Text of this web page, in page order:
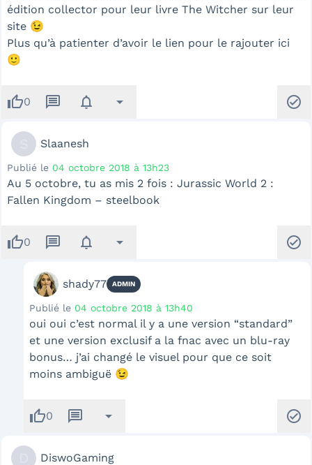
édition collector pour leur livre The Witcher sur leur
site 😉
Plus qu’à patienter d’avoir le lien pour le rajouter ici
🙂
thumb_up0 message notifications arrow_drop_down check_circle
Slaanesh
Publié le 04 octobre 2018 à 13h23
Au 5 octobre, tu as mis 2 fois : Jurassic World 2 :
Fallen Kingdom – steelbook
thumb_up0 message notifications arrow_drop_down check_circle
shady77 ADMIN
Publié le 04 octobre 2018 à 13h40
oui oui c’est normal il y a une version “standard”
et une version exclusif a la fnac avec un blu-ray
bonus… j’ai changé le visuel pour que ce soit
moins ambiguë 😉
thumb_up0 message arrow_drop_down check_circle
DiswoGaming